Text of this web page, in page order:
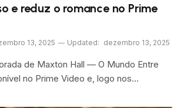
e reduz o romance no Prime
13, 2025 Updated: dezembro 13, 2025
de Maxton Hall — O Mundo Entre
no Prime Video e, logo nos…